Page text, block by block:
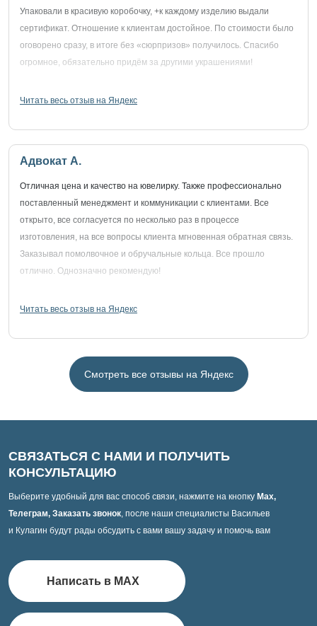
Упаковали в красивую коробочку, +к каждому изделию выдали
сертификат. Отношение к клиентам достойное. По стоимости было
оговорено сразу, в итоге без «сюрпризов» получилось. Спасибо
огромное, обязательно придём за другими украшениями!
Читать весь отзыв на Яндекс
Адвокат А.
Отличная цена и качество на ювелирку. Также профессионально
поставленный менеджмент и коммуникации с клиентами. Все
открыто, все согласуется по несколько раз в процессе
изготовления, на все вопросы клиента мгновенная обратная связь.
Заказывал помолвочное и обручальные кольца. Все прошло
отлично. Однозначно рекомендую!
Читать весь отзыв на Яндекс
Смотреть все отзывы на Яндекс
СВЯЗАТЬСЯ С НАМИ И ПОЛУЧИТЬ
КОНСУЛЬТАЦИЮ
Выберите удобный для вас способ связи, нажмите на кнопку Max,
Телеграм, Заказать звонок, после наши специалисты Васильев
и Кулагин будут рады обсудить с вами вашу задачу и помочь вам
Написать в MAX